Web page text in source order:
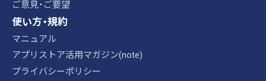
ご意見・ご要望
使い方・規約
マニュアル
アプリストア活用マガジン(note)
プライバシーポリシー